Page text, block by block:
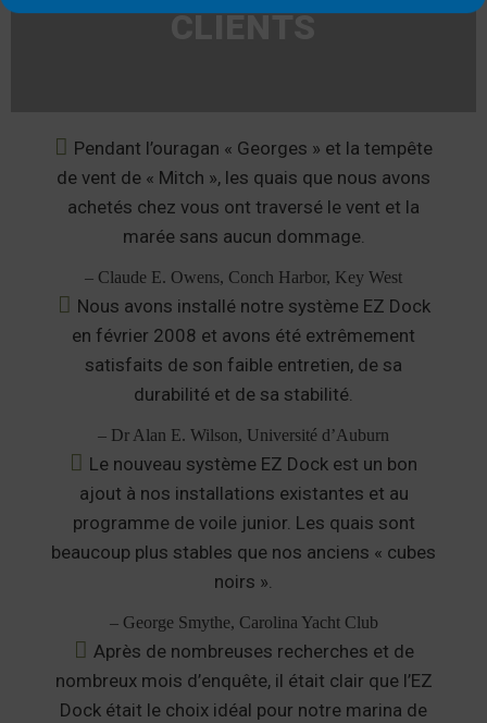
CLIENTS
Pendant l’ouragan « Georges » et la tempête
de vent de « Mitch », les quais que nous avons
achetés chez vous ont traversé le vent et la
marée sans aucun dommage.
– Claude E. Owens, Conch Harbor, Key West
Nous avons installé notre système EZ Dock
en février 2008 et avons été extrêmement
satisfaits de son faible entretien, de sa
durabilité et de sa stabilité.
– Dr Alan E. Wilson, Université d’Auburn
Le nouveau système EZ Dock est un bon
ajout à nos installations existantes et au
programme de voile junior. Les quais sont
beaucoup plus stables que nos anciens « cubes
noirs ».
– George Smythe, Carolina Yacht Club
Après de nombreuses recherches et de
nombreux mois d’enquête, il était clair que l’EZ
Dock était le choix idéal pour notre marina de